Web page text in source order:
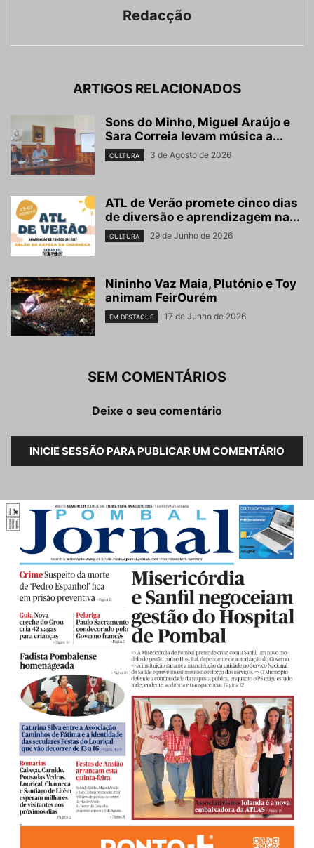
Redacção
ARTIGOS RELACIONADOS
Sons do Minho, Miguel Araújo e
Sara Correia levam música a...
CULTURA 3 de Agosto de 2026
ATL de Verão promete cinco dias
de diversão e aprendizagem na...
CULTURA 29 de Junho de 2026
Nininho Vaz Maia, Plutónio e Toy
animam FeirOurém
EM DESTAQUE 17 de Junho de 2026
SEM COMENTÁRIOS
Deixe o seu comentário
INICIE SESSÃO PARA PUBLICAR UM COMENTÁRIO